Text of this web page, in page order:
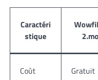
Caractéri
stique
Coût Gratuit